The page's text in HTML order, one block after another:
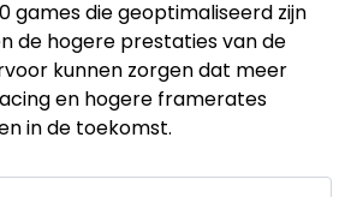
games die geoptimaliseerd zijn
de hogere prestaties van de
kunnen zorgen dat meer
en hogere framerates
in de toekomst.